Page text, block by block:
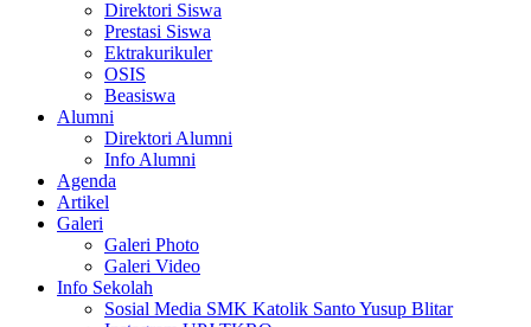
Direktori Siswa
Prestasi Siswa
Ektrakurikuler
OSIS
Beasiswa
Alumni
Direktori Alumni
Info Alumni
Agenda
Artikel
Galeri
Galeri Photo
Galeri Video
Info Sekolah
Sosial Media SMK Katolik Santo Yusup Blitar